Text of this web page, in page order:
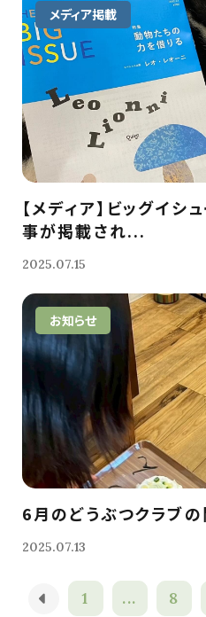
メディア掲載
【メディア】ビッグイ
事が掲載され...
2025.07.15
お知らせ
6月のどうぶつクラブ
2025.07.13
1 ... 8